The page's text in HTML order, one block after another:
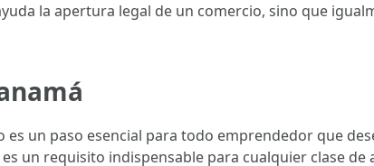
la apertura legal de un comercio, sino que
un paso esencial para todo emprendedor que
un requisito indispensable para cualquier clase de